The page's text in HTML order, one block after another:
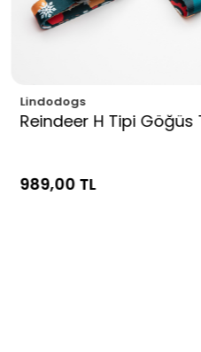
H Tipi Göğüs Tasması
TL